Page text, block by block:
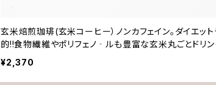
玄米焙煎珈琲(玄米コーヒー）ノンカフェイン。ダイエッ
的!!食物繊維やポリフェノ‐ルも豊富な玄米丸ごとドリン
不使用。
¥2,370